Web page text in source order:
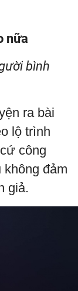
nữa
bình
ra bài
lộ trình
công
đảm
giả.